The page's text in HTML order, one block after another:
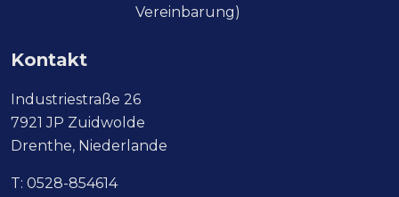
Vereinbarung)
Kontakt
Industriestraße 26
7921 JP Zuidwolde
Drenthe, Niederlande
T: 0528-854614